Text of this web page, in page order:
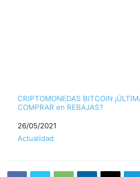
CRIPTOMONEDAS BITCOIN
COMPRAR en REBAJAS?
Fecha
26/05/2021
Respecto a
Actualidad